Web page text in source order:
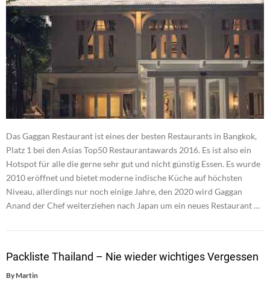
Das Gaggan Restaurant ist eines der besten Restaurants in Bangkok,
Platz 1 bei den Asias Top50 Restaurantawards 2016. Es ist also ein
Hotspot für alle die gerne sehr gut und nicht günstig Essen. Es wurde
2010 eröffnet und bietet moderne indische Küche auf höchsten
Niveau, allerdings nur noch einige Jahre, den 2020 wird Gaggan
Anand der Chef weiterziehen nach Japan um ein neues Restaurant …
Packliste Thailand – Nie wieder wichtiges Vergessen
ByMartin